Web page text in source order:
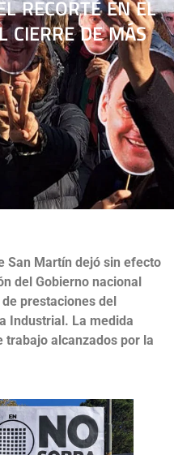
RECORTE EN EL
CIERRE DE MÁS
San Martín dejó sin efecto
del Gobierno nacional
prestaciones del
Industrial. La medida
trabajo alcanzados por la